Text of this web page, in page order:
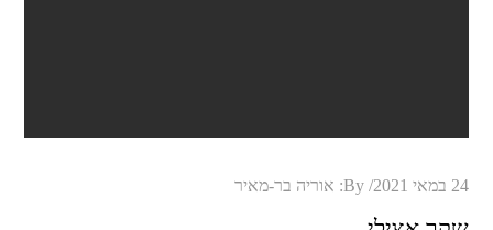
Posted
24 במאי 2021 By: אוריה בר-מאיר